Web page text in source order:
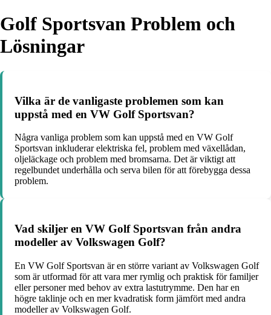
Golf Sportsvan Problem och
Lösningar
Vilka är de vanligaste problemen som kan
uppstå med en VW Golf Sportsvan?
Några vanliga problem som kan uppstå med en VW Golf
Sportsvan inkluderar elektriska fel, problem med växellådan,
oljeläckage och problem med bromsarna. Det är viktigt att
regelbundet underhålla och serva bilen för att förebygga dessa
problem.
Vad skiljer en VW Golf Sportsvan från andra
modeller av Volkswagen Golf?
En VW Golf Sportsvan är en större variant av Volkswagen Golf
som är utformad för att vara mer rymlig och praktisk för familjer
eller personer med behov av extra lastutrymme. Den har en
högre taklinje och en mer kvadratisk form jämfört med andra
modeller av Volkswagen Golf.